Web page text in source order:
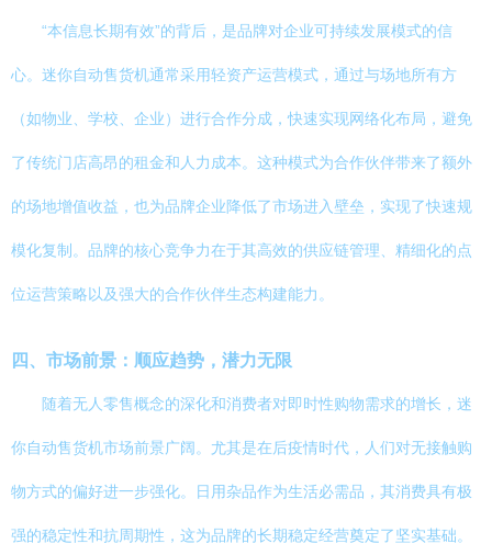
“本信息长期有效”的背后，是品牌对企业可持续发展模式的信
心。迷你自动售货机通常采用轻资产运营模式，通过与场地所有方
（如物业、学校、企业）进行合作分成，快速实现网络化布局，避免
了传统门店高昂的租金和人力成本。这种模式为合作伙伴带来了额外
的场地增值收益，也为品牌企业降低了市场进入壁垒，实现了快速规
模化复制。品牌的核心竞争力在于其高效的供应链管理、精细化的点
位运营策略以及强大的合作伙伴生态构建能力。
四、市场前景：顺应趋势，潜力无限
随着无人零售概念的深化和消费者对即时性购物需求的增长，迷
你自动售货机市场前景广阔。尤其是在后疫情时代，人们对无接触购
物方式的偏好进一步强化。日用杂品作为生活必需品，其消费具有极
强的稳定性和抗周期性，这为品牌的长期稳定经营奠定了坚实基础。